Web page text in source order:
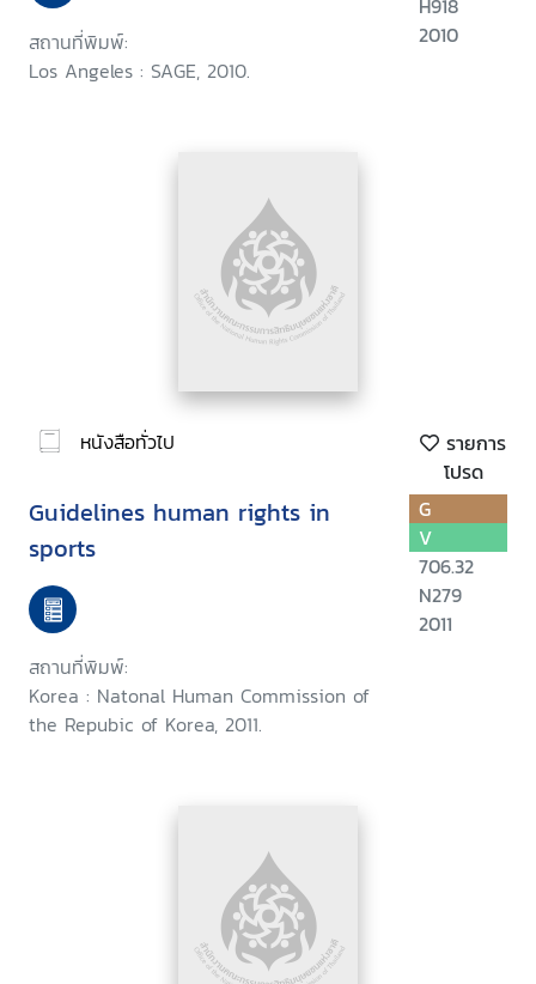
สถานที่พิมพ์:
Los Angeles : SAGE, 2010.
H918
2010
หนังสือทั่วไป
รายการ
โปรด
Guidelines human rights in
sports
สถานที่พิมพ์:
Korea : Natonal Human Commission of
the Repubic of Korea, 2011.
G
V
706.32
N279
2011